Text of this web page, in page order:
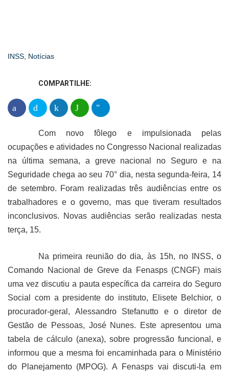
INSS, Notícias
COMPARTILHE:
Com novo fôlego e impulsionada pelas
ocupações e atividades no Congresso Nacional realizadas
na última semana, a greve nacional no Seguro e na
Seguridade chega ao seu 70° dia, nesta segunda-feira, 14
de setembro. Foram realizadas três audiências entre os
trabalhadores e o governo, mas que tiveram resultados
inconclusivos. Novas audiências serão realizadas nesta
terça, 15.
Na primeira reunião do dia, às 15h, no INSS, o
Comando Nacional de Greve da Fenasps (CNGF) mais
uma vez discutiu a pauta específica da carreira do Seguro
Social com a presidente do instituto, Elisete Belchior, o
procurador-geral, Alessandro Stefanutto e o diretor de
Gestão de Pessoas, José Nunes. Este apresentou uma
tabela de cálculo (anexa), sobre progressão funcional, e
informou que a mesma foi encaminhada para o Ministério
do Planejamento (MPOG). A Fenasps vai discuti-la em